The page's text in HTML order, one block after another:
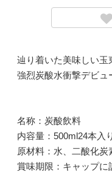
辿り着いた美味しい玉
強烈炭酸水衝撃デビュ
名称：炭酸飲料
内容量：500ml24本入
原材料：水、二酸化炭
賞味期限：キャップに